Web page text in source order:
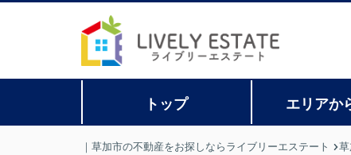
トップ エリアか
｜草加市の不動産をお探しならライブリーエステート